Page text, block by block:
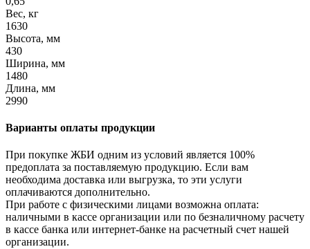
Вес, кг
1630
Высота, мм
430
Ширина, мм
1480
Длина, мм
2990
Варианты оплаты продукции
При покупке ЖБИ одним из условий является 100%
предоплата за поставляемую продукцию. Если вам
необходима доставка или выгрузка, то эти услуги
оплачиваются дополнительно.
При работе с физическими лицами возможна оплата:
наличными в кассе организации или по безналичному расчету
в кассе банка или интернет-банке на расчетный счет нашей
организации.